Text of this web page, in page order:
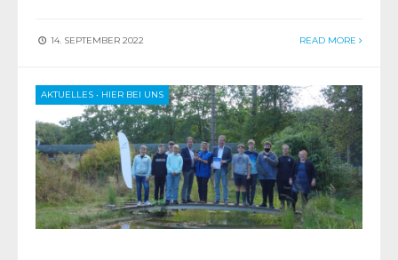
14. SEPTEMBER 2022 READ MORE
AKTUELLES • HIER BEI UNS